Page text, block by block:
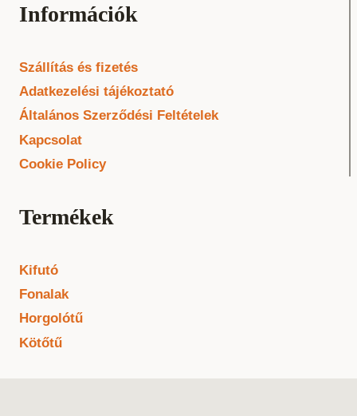
Információk
Szállítás és fizetés
Adatkezelési tájékoztató
Általános Szerződési Feltételek
Kapcsolat
Cookie Policy
Termékek
Kifutó
Fonalak
Horgolótű
Kötőtű